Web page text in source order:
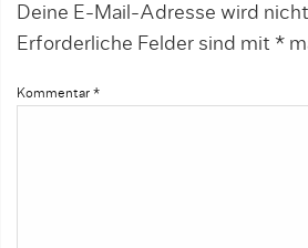
Deine E-Mail-Adresse wird
Erforderliche Felder sind mit *
Kommentar *